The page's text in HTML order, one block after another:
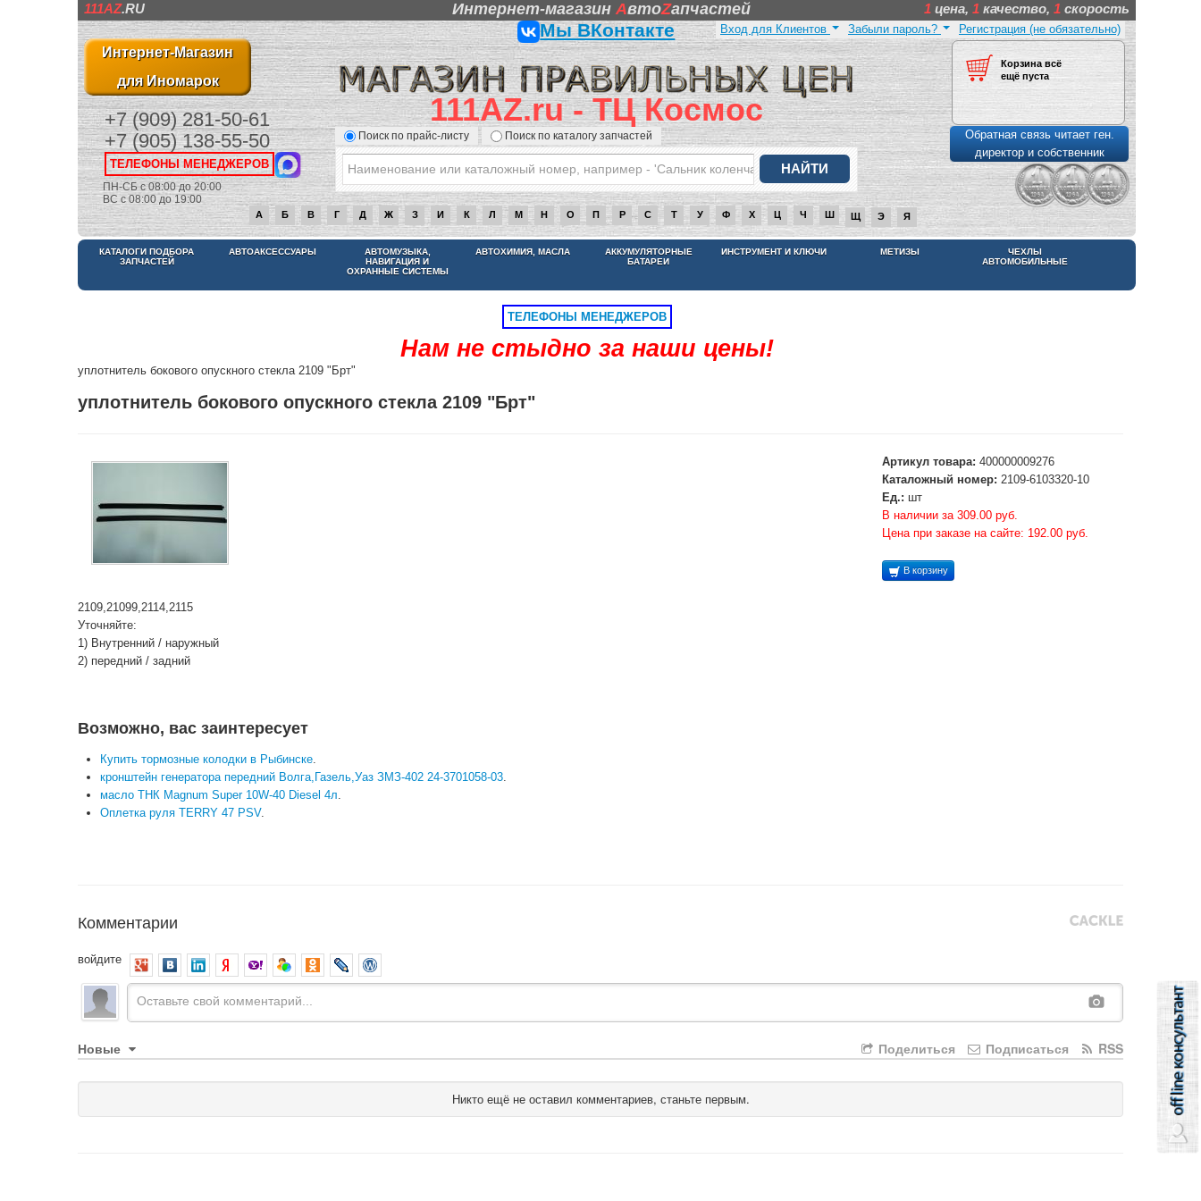
111AZ.RU Интернет-магазинAвтоZапчастей 1 цена, 1 качество, 1 скорость
Интернет-Магазин
для Иномарок
+7 (909) 281-50-61
+7 (905) 138-55-50
ТЕЛЕФОНЫ МЕНЕДЖЕРОВ
ПН-СБ с 08:00 до 20:00
ВС с 08:00 до 19:00
Мы ВКонтакте
111AZ.ru - ТЦ Космос
Поиск по прайс-листу Поиск по каталогу запчастей
Регистрация (не обязательно)
Забыли пароль?
Вход для Клиентов
Корзина всё
ещё пуста
Обратная связь читает ген.
директор и собственник
А Б В Г Д Ж З И К Л М Н О П Р С Т У Ф Х Ц Ч Ш Щ Э Я
НАМ НЕ СТЫДНО ЗА НАШИ ЦЕНЫ
КАТАЛОГИ ПОДБОРА
ЗАПЧАСТЕЙ
АВТОАКСЕССУАРЫ
АВТОМУЗЫКА,
НАВИГАЦИЯ И
ОХРАННЫЕ СИСТЕМЫ
АВТОХИМИЯ, МАСЛА
АККУМУЛЯТОРНЫЕ
БАТАРЕИ
ИНСТРУМЕНТ И КЛЮЧИ МЕТИЗЫ
ЧЕХЛЫ
АВТОМОБИЛЬНЫЕ
ТЕЛЕФОНЫ МЕНЕДЖЕРОВ
Нам не стыдно за наши цены!
уплотнитель бокового опускного стекла 2109 "Брт"
уплотнитель бокового опускного стекла 2109 "Брт"
Артикул товара: 400000009276
Каталожный номер: 2109-6103320-10
Ед.: шт
В наличии за 309.00 руб.
Цена при заказе на сайте: 192.00 руб.
В корзину
2109,21099,2114,2115
Уточняйте:
1) Внутренний / наружный
2) передний / задний
Возможно, вас заинтересует
Купить тормозные колодки в Рыбинске.
кронштейн генератора передний Волга,Газель,Уаз ЗМЗ-402 24-3701058-03.
масло ТНК Magnum Super 10W-40 Diesel 4л.
Оплетка руля TERRY 47 PSV.
Комментарии
войдите
Новые RSS
Подписаться
Поделиться
Никто ещё не оставил комментариев, станьте первым.